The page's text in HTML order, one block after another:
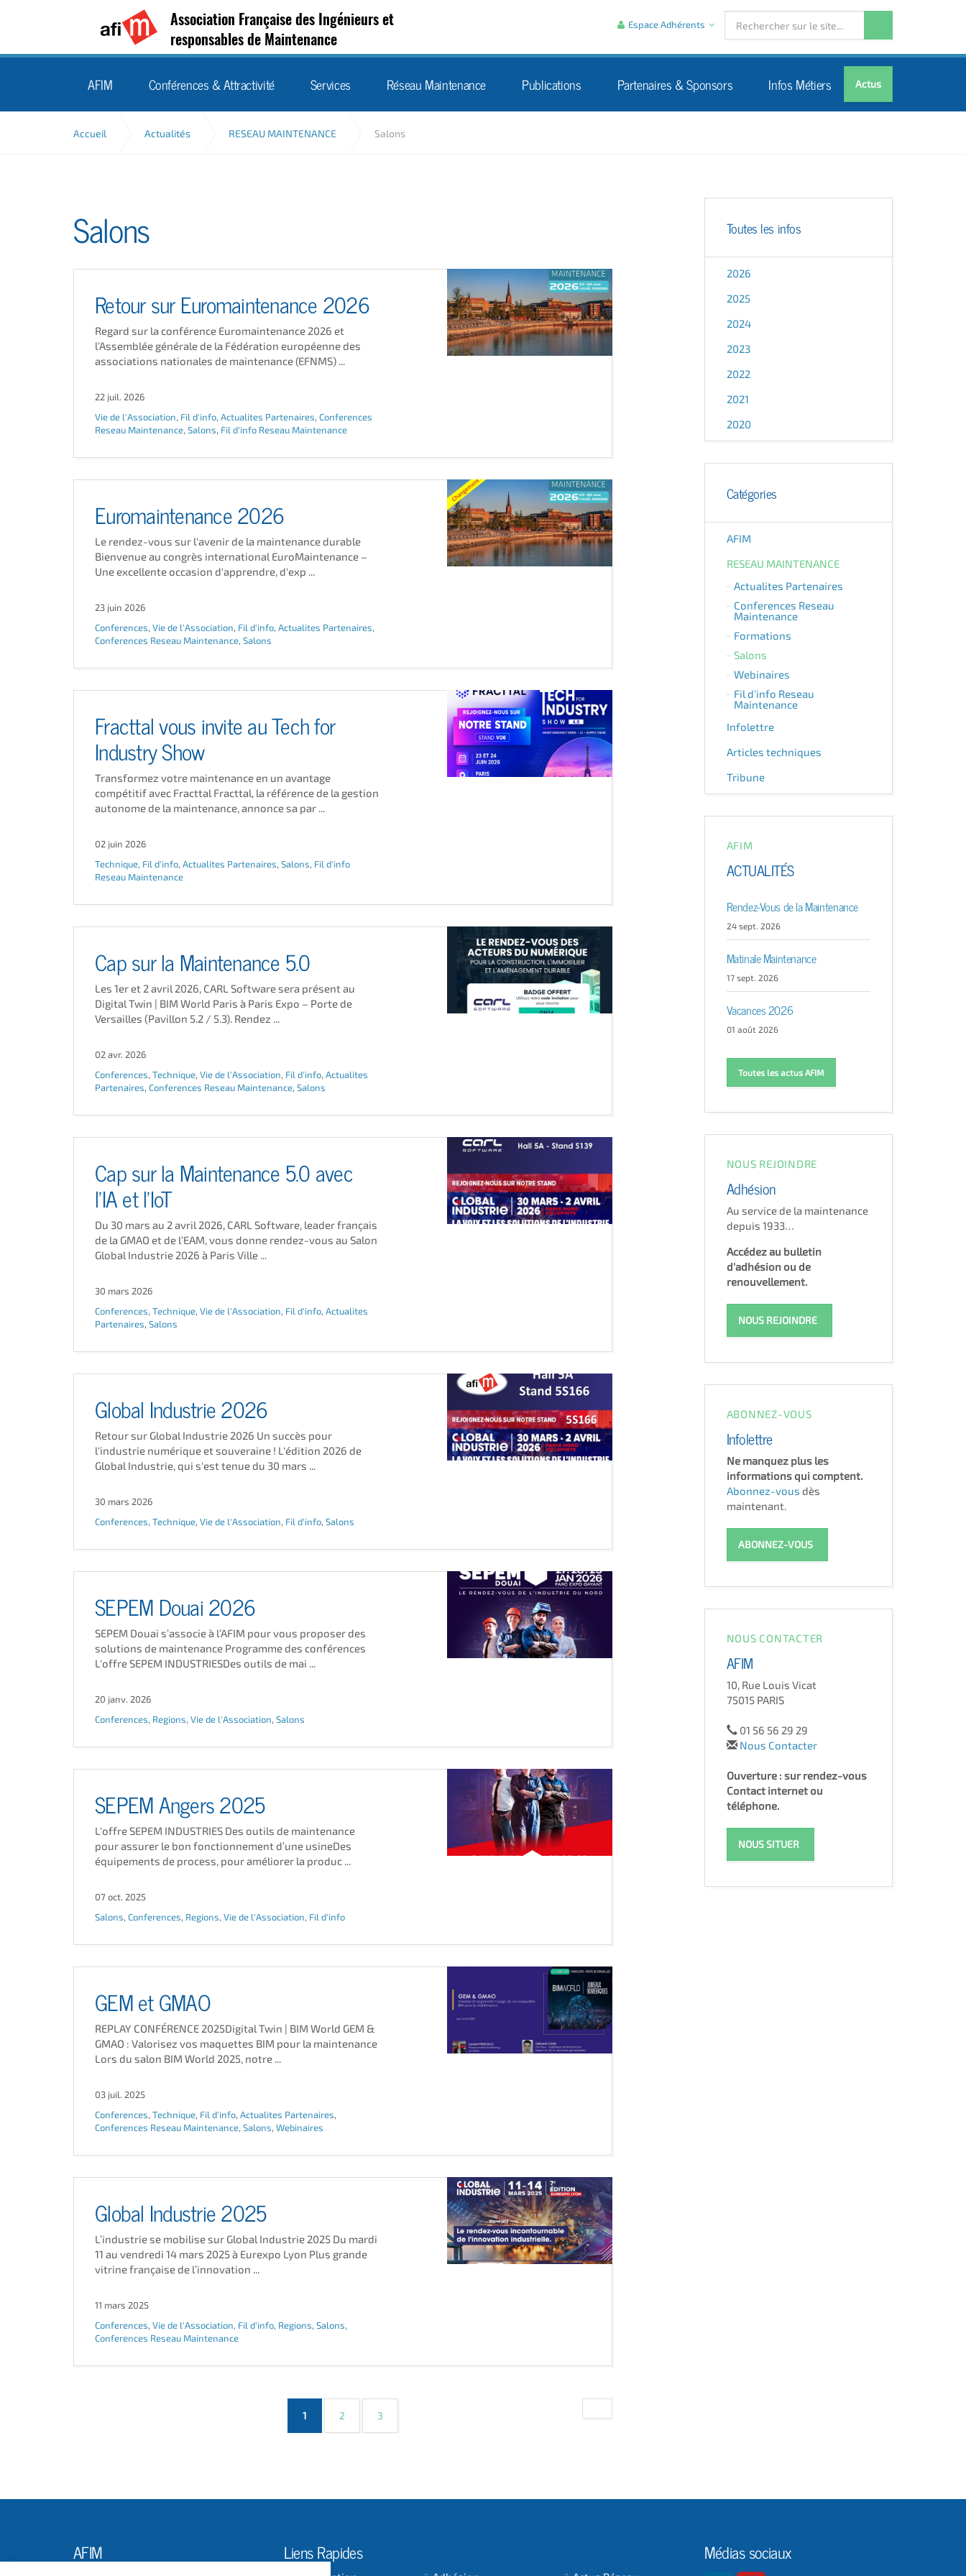
Association Française des Ingénieurs et
responsables de Maintenance
Actus
AFIM Conférences & Attractivité Services Réseau Maintenance Publications Partenaires & Sponsors Infos Métiers
Espace Adhérents
Accueil Actualités RESEAU MAINTENANCE Salons
Salons
Retour sur Euromaintenance 2026
Regard sur la conférence Euromaintenance 2026 et
l’Assemblée générale de la Fédération européenne des
associations nationales de maintenance (EFNMS) ...
22 juil. 2026
Vie de l'Association, Fil d'info, Actualites Partenaires, Conferences
Reseau Maintenance, Salons, Fil d'info Reseau Maintenance
Euromaintenance 2026
Le rendez-vous sur l'avenir de la maintenance durable
Bienvenue au congrès international EuroMaintenance –
Une excellente occasion d'apprendre, d'exp ...
23 juin 2026
Conferences, Vie de l'Association, Fil d'info, Actualites Partenaires,
Conferences Reseau Maintenance, Salons
Fracttal vous invite au Tech for
Industry Show
Transformez votre maintenance en un avantage
compétitif avec Fracttal Fracttal, la référence de la gestion
autonome de la maintenance, annonce sa par ...
02 juin 2026
Technique, Fil d'info, Actualites Partenaires, Salons, Fil d'info
Reseau Maintenance
Cap sur la Maintenance 5.0
Les 1er et 2 avril 2026, CARL Software sera présent au
Digital Twin | BIM World Paris à Paris Expo – Porte de
Versailles (Pavillon 5.2 / 5.3). Rendez ...
02 avr. 2026
Conferences, Technique, Vie de l'Association, Fil d'info, Actualites
Partenaires, Conferences Reseau Maintenance, Salons
Cap sur la Maintenance 5.0 avec
l’IA et l’IoT
Du 30 mars au 2 avril 2026, CARL Software, leader français
de la GMAO et de l’EAM, vous donne rendez-vous au Salon
Global Industrie 2026 à Paris Ville ...
30 mars 2026
Conferences, Technique, Vie de l'Association, Fil d'info, Actualites
Partenaires, Salons
Global Industrie 2026
Retour sur Global Industrie 2026 Un succès pour
l'industrie numérique et souveraine ! L'édition 2026 de
Global Industrie, qui s'est tenue du 30 mars ...
30 mars 2026
Conferences, Technique, Vie de l'Association, Fil d'info, Salons
SEPEM Douai 2026
SEPEM Douai s’associe à l’AFIM pour vous proposer des
solutions de maintenance Programme des conférences
L'offre SEPEM INDUSTRIESDes outils de mai ...
20 janv. 2026
Conferences, Regions, Vie de l'Association, Salons
SEPEM Angers 2025
L'offre SEPEM INDUSTRIES Des outils de maintenance
pour assurer le bon fonctionnement d’une usineDes
équipements de process, pour améliorer la produc ...
07 oct. 2025
Salons, Conferences, Regions, Vie de l'Association, Fil d'info
GEM et GMAO
REPLAY CONFÉRENCE 2025Digital Twin | BIM World GEM &
GMAO : Valorisez vos maquettes BIM pour la maintenance
Lors du salon BIM World 2025, notre ...
03 juil. 2025
Conferences, Technique, Fil d'info, Actualites Partenaires,
Conferences Reseau Maintenance, Salons, Webinaires
Global Industrie 2025
L’industrie se mobilise sur Global Industrie 2025 Du mardi
11 au vendredi 14 mars 2025 à Eurexpo Lyon Plus grande
vitrine française de l’innovation ...
11 mars 2025
Conferences, Vie de l'Association, Fil d'info, Regions, Salons,
Conferences Reseau Maintenance
1 (current)
2 3
Toutes les infos
2026
2025
2024
2023
2022
2021
2020
Catégories
AFIM
RESEAU MAINTENANCE
Actualites Partenaires
Conferences Reseau
Maintenance
Formations
Salons
Webinaires
Fil d'info Reseau
Maintenance
Infolettre
Articles techniques
Tribune
AFIM
ACTUALITÉS
Rendez-Vous de la Maintenance
24 sept. 2026
Matinale Maintenance
17 sept. 2026
Vacances 2026
01 août 2026
Toutes les actus AFIM
NOUS REJOINDRE
Adhésion
Au service de la maintenance
depuis 1933…
Accédez au bulletin
d'adhésion ou de
renouvellement.
NOUS REJOINDRE
ABONNEZ-VOUS
Infolettre
Ne manquez plus les
informations qui comptent.
Abonnez-vous dès
maintenant.
ABONNEZ-VOUS
NOUS CONTACTER
AFIM
10, Rue Louis Vicat
75015 PARIS
01 56 56 29 29
Nous Contacter
Ouverture : sur rendez-vous
Contact internet ou
téléphone.
NOUS SITUER
AFIM Liens Rapides Médias sociaux